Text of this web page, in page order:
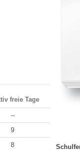
freie Tage
--
9
8